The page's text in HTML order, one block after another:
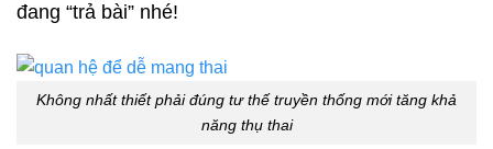
đang “trả bài” nhé!
Không nhất thiết phải đúng tư thế truyền thống mới tăng khả
năng thụ thai